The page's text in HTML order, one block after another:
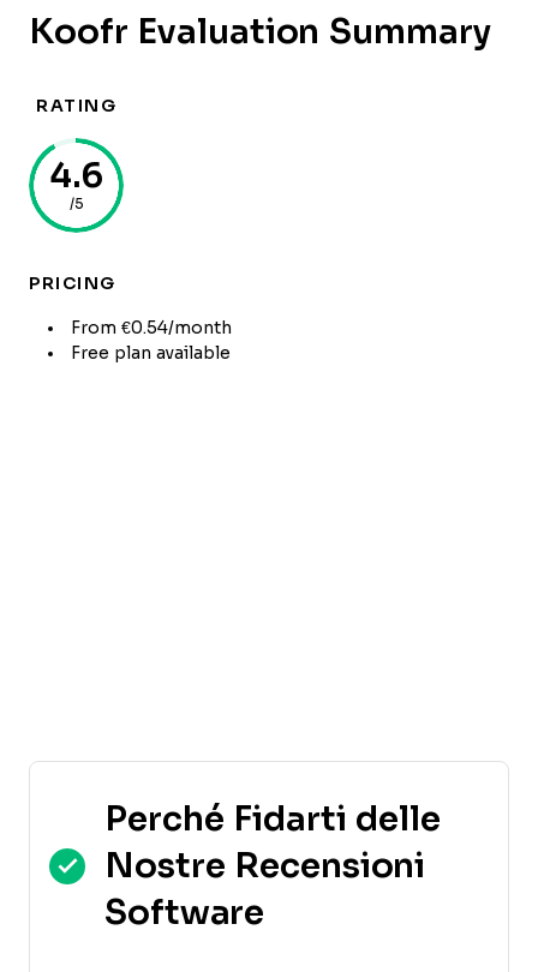
Koofr Evaluation Summary
RATING
4.6
/5
PRICING
From €0.54/month
Free plan available
Perché Fidarti delle
Nostre Recensioni
Software